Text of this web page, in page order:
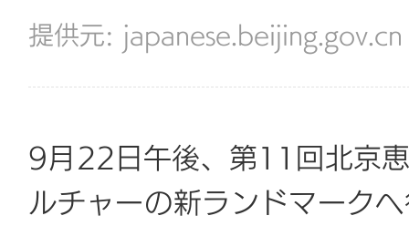
japanese.beijing.gov.cn
9月22日午後、第11回北京
ルチャーの新ランドマーク